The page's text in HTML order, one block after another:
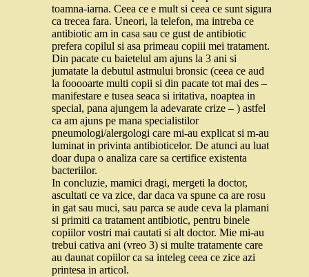
toamna-iarna. Ceea ce e mult si ceea ce sunt sigura
ca trecea fara. Uneori, la telefon, ma intreba ce
antibiotic am in casa sau ce gust de antibiotic
prefera copilul si asa primeau copiii mei tratament.
Din pacate cu baietelul am ajuns la 3 ani si
jumatate la debutul astmului bronsic (ceea ce aud
la fooooarte multi copii si din pacate tot mai des –
manifestare e tusea seaca si iritativa, noaptea in
special, pana ajungem la adevarate crize – ) astfel
ca am ajuns pe mana specialistilor
pneumologi/alergologi care mi-au explicat si m-au
luminat in privinta antibioticelor. De atunci au luat
doar dupa o analiza care sa certifice existenta
bacteriilor.
In concluzie, mamici dragi, mergeti la doctor,
ascultati ce va zice, dar daca va spune ca are rosu
in gat sau muci, sau parca se aude ceva la plamani
si primiti ca tratament antibiotic, pentru binele
copiilor vostri mai cautati si alt doctor. Mie mi-au
trebui cativa ani (vreo 3) si multe tratamente care
au daunat copiilor ca sa inteleg ceea ce zice azi
printesa in articol.